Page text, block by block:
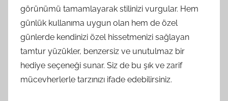
görünümü tamamlayarak stilinizi vurgular. Hem
günlük kullanıma uygun olan hem de özel
günlerde kendinizi özel hissetmenizi sağlayan
tamtur yüzükler, benzersiz ve unutulmaz bir
hediye seçeneği sunar. Siz de bu şık ve zarif
mücevherlerle tarzınızı ifade edebilirsiniz.